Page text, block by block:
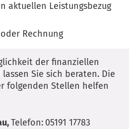
aktuellen Leistungsbezug
Rechnung
der finanziellen
Sie sich beraten. Die
folgenden Stellen helfen
Telefon: 05191 17783